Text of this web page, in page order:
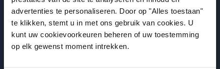
advertenties te personaliseren. Door op "Alles toestaan"
te klikken, stemt u in met ons gebruik van cookies. U
kunt uw cookievoorkeuren beheren of uw toestemming
op elk gewenst moment intrekken.
Plan 24/7 een afspraak in